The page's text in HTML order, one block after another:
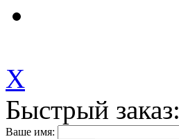
X
Быстрый заказ:
Ваше имя: